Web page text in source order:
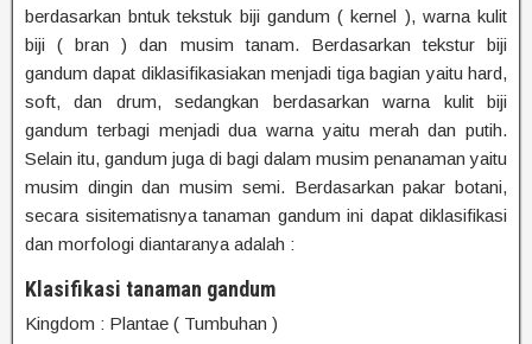
berdasarkan bntuk tekstuk biji gandum ( kernel ), warna kulit
biji ( bran ) dan musim tanam. Berdasarkan tekstur biji
gandum dapat diklasifikasiakan menjadi tiga bagian yaitu hard,
soft, dan drum, sedangkan berdasarkan warna kulit biji
gandum terbagi menjadi dua warna yaitu merah dan putih.
Selain itu, gandum juga di bagi dalam musim penanaman yaitu
musim dingin dan musim semi. Berdasarkan pakar botani,
secara sisitematisnya tanaman gandum ini dapat diklasifikasi
dan morfologi diantaranya adalah :
Klasifikasi tanaman gandum
Kingdom : Plantae ( Tumbuhan )